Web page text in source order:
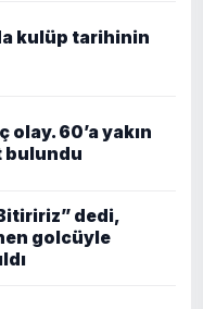
kulüp tarihinin
60’a yakın
bulundu
dedi,
golcüyle